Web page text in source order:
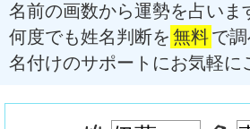
名前の画数から運勢を占いま
何度でも姓名判断を 無料で調
名付けのサポートにお気軽に